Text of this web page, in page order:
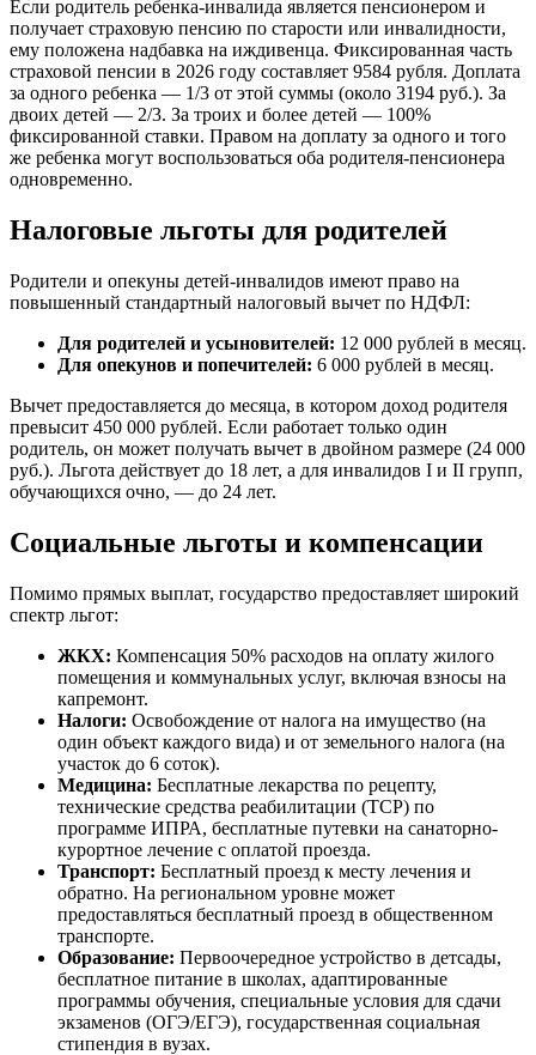
Если родитель ребенка-инвалида является пенсионером и
получает страховую пенсию по старости или инвалидности,
ему положена надбавка на иждивенца. Фиксированная часть
страховой пенсии в 2026 году составляет 9584 рубля. Доплата
за одного ребенка — 1/3 от этой суммы (около 3194 руб.). За
двоих детей — 2/3. За троих и более детей — 100%
фиксированной ставки. Правом на доплату за одного и того
же ребенка могут воспользоваться оба родителя-пенсионера
одновременно.
Налоговые льготы для родителей
Родители и опекуны детей-инвалидов имеют право на
повышенный стандартный налоговый вычет по НДФЛ:
Для родителей и усыновителей: 12 000 рублей в месяц.
Для опекунов и попечителей: 6 000 рублей в месяц.
Вычет предоставляется до месяца, в котором доход родителя
превысит 450 000 рублей. Если работает только один
родитель, он может получать вычет в двойном размере (24 000
руб.). Льгота действует до 18 лет, а для инвалидов I и II групп,
обучающихся очно, — до 24 лет.
Социальные льготы и компенсации
Помимо прямых выплат, государство предоставляет широкий
спектр льгот:
ЖКХ: Компенсация 50% расходов на оплату жилого
помещения и коммунальных услуг, включая взносы на
капремонт.
Налоги: Освобождение от налога на имущество (на
один объект каждого вида) и от земельного налога (на
участок до 6 соток).
Медицина: Бесплатные лекарства по рецепту,
технические средства реабилитации (ТСР) по
программе ИПРА, бесплатные путевки на санаторно-
курортное лечение с оплатой проезда.
Транспорт: Бесплатный проезд к месту лечения и
обратно. На региональном уровне может
предоставляться бесплатный проезд в общественном
транспорте.
Образование: Первоочередное устройство в детсады,
бесплатное питание в школах, адаптированные
программы обучения, специальные условия для сдачи
экзаменов (ОГЭ/ЕГЭ), государственная социальная
стипендия в вузах.